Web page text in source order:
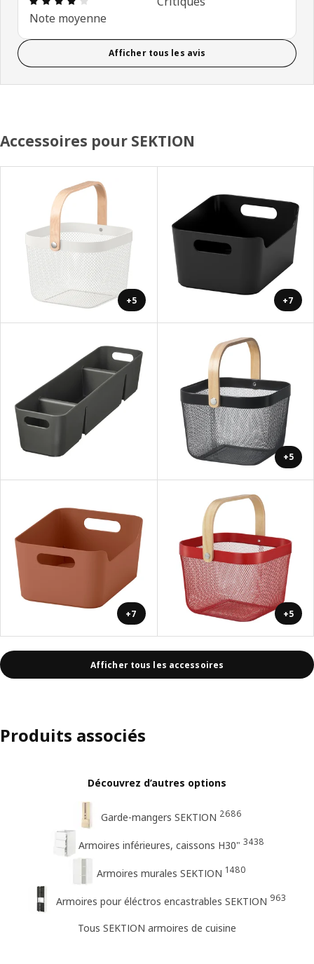
Note moyenne
Afficher tous les avis
Accessoires pour SEKTION
+5 +7
+5
+7 +5
Afficher tous les accessoires
Produits associés
Découvrez d’autres options
Garde-mangers SEKTION 2686
Armoires inférieures, caissons H30" 3438
Armoires murales SEKTION 1480
Armoires pour éléctros encastrables SEKTION 963
Tous SEKTION armoires de cuisine